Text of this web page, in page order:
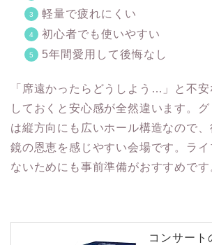
軽量で疲れにくい
初心者でも使いやすい
5年間愛用して後悔なし
「席遠かったらどうしよう…」と不
しておくと安心感が全然違います。
は縦方向にも広いホール構造なので
鏡の恩恵を感じやすい会場です。ライ
ないためにも事前準備がおすすめです
コンサート